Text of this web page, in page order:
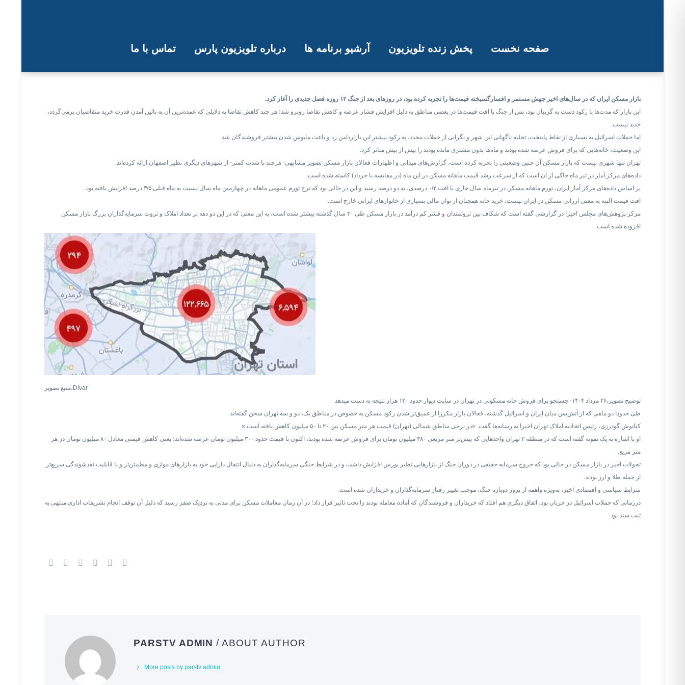
تماس با ما درباره تلویزیون پارس آرشیو برنامه ها پخش زنده تلویزیون صفحه نخست
بازار مسکن ایران با جنگ ۱۲ روزه ایران و اسرائیل دستخوش چه تغییراتی شد؟
بازار مسکن ایران که در سال‌های اخیر جهش مستمر و افسارگسیخته قیمت‌ها را تجربه کرده بود، در روزهای بعد از جنگ ۱۲ روزه فصل جدیدی را آغاز کرد.
این بازار که مدت‌ها با رکود دست به گریبان بود، پس از جنگ با افت قیمت‌‌ها در بعضی مناطق به دلیل افزایش فشار عرضه و کاهش تقاضا روبرو شد؛ هر چند کاهش تقاضا به دلایلی که عمده‌ترین آن به پائین آمدن قدرت خرید متقاضیان برمی‌گردد،
جدید نیست.
اما حملات اسرائیل به بسیاری از نقاط پایتخت، تخلیه ناگهانی این شهر و نگرانی از حملات مجدد، به رکود بیشتر این بازاردامن زد و باعث مایوس شدن بیشتر فروشندگان شد.
این وضعیت، خانه‌هایی که برای فروش عرضه شده بودند و ماه‌ها بدون مشتری مانده بودند را بیش از پیش متاثر کرد.
تهران تنها شهری نیست که بازار مسکن آن چنین وضعیتی را تجربه کرده است، گزارش‌های میدانی و اظهارات فعالان بازار مسکن تصویر مشابهی- هرچند با شدت کمتر- از شهرهای دیگری نظیر اصفهان ارائه کرده‌اند.
داده‌های مرکز آمار در تیر ماه حاکی از آن است که از سرعت رشد قیمت ماهانه مسکن در این ماه (در مقایسه با خرداد) کاسته شده است.
بر اساس داده‌های مرکز آمار ایران، تورم ماهانه مسکن در تیرماه سال جاری با افت ۰/۲ درصدی، به دو درصد رسید و این در حالی بود که نرخ تورم عمومی ماهانه در چهارمین ماه سال نسبت به ماه قبلی ۳/۵ درصد افزایش یافته بود.
افت قیمت البته به معنی ارزانی مسکن در ایران نیست، خرید خانه همچنان از توان مالی بسیاری از خانوارهای ایرانی خارج است.
مرکز پژوهش‌های مجلس اخیرا در گزارشی گفته است که شکاف بین ثروتمندان و قشر کم درآمد در بازار مسکن طی ۲۰ سال گذشته بیشتر شده است، به این معنی که در این دو دهه بر تعداد املاک و ثروت سرمایه‌گذاران بزرگ بازار مسکن
افزوده شده است.
منبع تصویر، Divar
توضیح تصویر،۲۶ مرداد ۱۴۰۴- جستجو برای فروش خانه مسکونی در تهران در سایت دیوار حدود ۱۳۰ هزار نتیجه به دست میدهد
طی حدودا دو ماهی که از آتش‌بس میان ایران و اسرائیل گذشته، فعالان بازار مکررا از عمیق‌تر شدن رکود مسکن به خصوص در مناطق یک، دو و سه تهران سخن گفته‌اند.
کیانوش گودرزی، رئیس اتحادیه املاک تهران اخیرا به رسانه‌ها گفت: «در برخی مناطق شمالی (تهران) قیمت هر متر مسکن بین ۲۰ تا ۵۰ میلیون کاهش یافته است.»
او با اشاره به یک نمونه گفته است که در منطقه ۲ تهران واحدهایی که پیش‌تر متر مربعی ۳۸۰ میلیون تومان برای فروش عرضه شده بودند، اکنون با قیمت حدود ۳۰۰ میلیون تومان عرضه شده‌اند؛ یعنی کاهش قیمتی معادل ۸۰ میلیون تومان در هر
متر مربع.
تحولات اخیر در بازار مسکن در حالی بود که خروج سرمایه حقیقی در دوران جنگ از بازارهایی نظیر بورس افزایش داشت و در شرایط جنگی سرمایه‌گذاران به دنبال انتقال دارایی خود به بازارهای موازی و مطمئن‌تر و با قابلیت نقدشوندگی سریع‌تر
از جمله طلا و ارز بودند.
شرایط سیاسی و اقتصادی اخیر، به‌ویژه واهمه از بروز دوباره جنگ، موجب تغییر رفتار سرمایه‌گذاران و خریداران شده است.
درزمانی که حملات اسرائیل در جریان بود، اتفاق دیگری هم افتاد که خریداران و فروشندگان که آماده معامله بودند را تحت تاثیر قرار داد؛ در آن زمان معاملات مسکن برای مدتی به نزدیک صفر رسید که دلیل آن توقف انجام تشریفات اداری منتهی به
ثبت سند بود.
PARSTV ADMIN/ ABOUT AUTHOR
More posts by parstv admin